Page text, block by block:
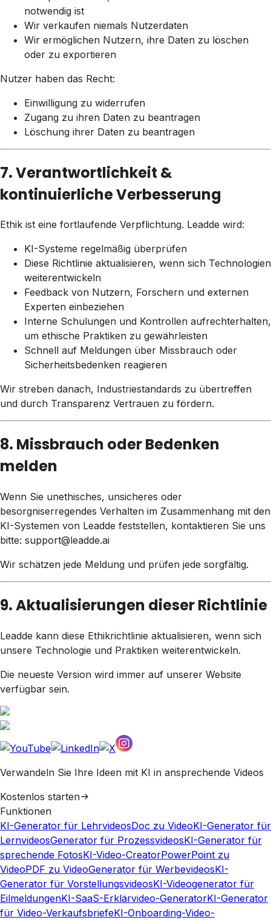
notwendig ist
Wir verkaufen niemals Nutzerdaten
Wir ermöglichen Nutzern, ihre Daten zu löschen
oder zu exportieren
Nutzer haben das Recht:
Einwilligung zu widerrufen
Zugang zu ihren Daten zu beantragen
Löschung ihrer Daten zu beantragen
7. Verantwortlichkeit &
kontinuierliche Verbesserung
Ethik ist eine fortlaufende Verpflichtung. Leadde wird:
KI-Systeme regelmäßig überprüfen
Diese Richtlinie aktualisieren, wenn sich Technologien
weiterentwickeln
Feedback von Nutzern, Forschern und externen
Experten einbeziehen
Interne Schulungen und Kontrollen aufrechterhalten,
um ethische Praktiken zu gewährleisten
Schnell auf Meldungen über Missbrauch oder
Sicherheitsbedenken reagieren
Wir streben danach, Industriestandards zu übertreffen
und durch Transparenz Vertrauen zu fördern.
8. Missbrauch oder Bedenken
melden
Wenn Sie unethisches, unsicheres oder
besorgniserregendes Verhalten im Zusammenhang mit den
KI-Systemen von Leadde feststellen, kontaktieren Sie uns
bitte: support@leadde.ai
Wir schätzen jede Meldung und prüfen jede sorgfältig.
9. Aktualisierungen dieser Richtlinie
Leadde kann diese Ethikrichtlinie aktualisieren, wenn sich
unsere Technologie und Praktiken weiterentwickeln.
Die neueste Version wird immer auf unserer Website
verfügbar sein.
Verwandeln Sie Ihre Ideen mit KI in ansprechende Videos
Kostenlos starten
Funktionen
KI-Generator für LehrvideosDoc zu VideoKI-Generator für
LernvideosGenerator für ProzessvideosKI-Generator für
sprechende FotosKI-Video-CreatorPowerPoint zu
VideoPDF zu VideoGenerator für WerbevideosKI-
Generator für VorstellungsvideosKI-Videogenerator für
EilmeldungenKI-SaaS-Erklärvideo-GeneratorKI-Generator
für Video-VerkaufsbriefeKI-Onboarding-Video-